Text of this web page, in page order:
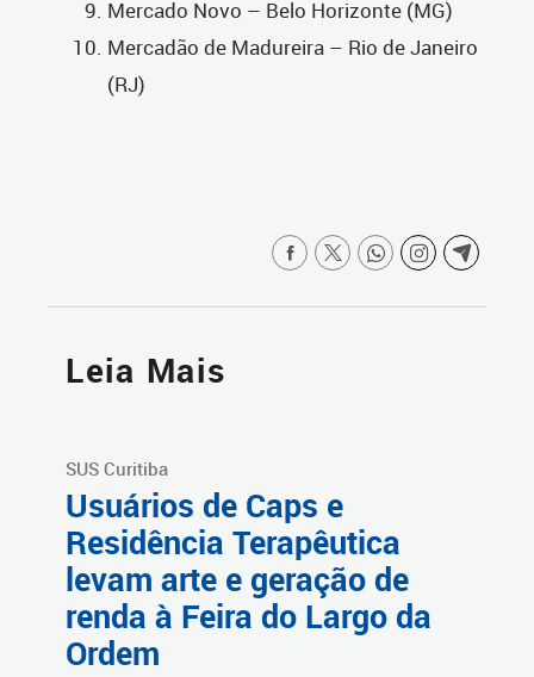
Mercado Novo – Belo Horizonte (MG)
Mercadão de Madureira – Rio de Janeiro
(RJ)
Leia Mais
SUS Curitiba
Usuários de Caps e
Residência Terapêutica
levam arte e geração de
renda à Feira do Largo da
Ordem